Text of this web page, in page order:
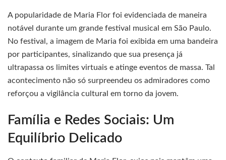
A popularidade de Maria Flor foi evidenciada de maneira
notável durante um grande festival musical em São Paulo.
No festival, a imagem de Maria foi exibida em uma bandeira
por participantes, sinalizando que sua presença já
ultrapassa os limites virtuais e atinge eventos de massa. Tal
acontecimento não só surpreendeu os admiradores como
reforçou a vigilância cultural em torno da jovem.
Família e Redes Sociais: Um
Equilíbrio Delicado